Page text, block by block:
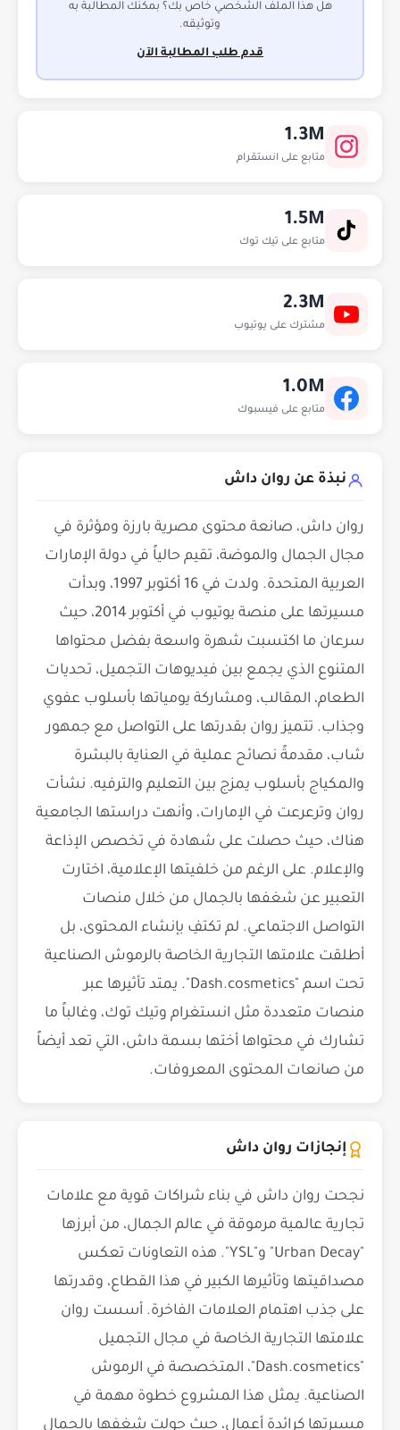
هل هذا الملف الشخصي خاص بك؟ بمكنك المطالبة به
وتوثيقه.
قدم طلب المطالبة الآن
1.3M
متابع على انستقرام
1.5M
متابع على تيك توك
2.3M
مشترك على يوتيوب
1.0M
متابع على فيسبوك
نبذة عن روان داش
روان داش، صانعة محتوى مصرية بارزة ومؤثرة في
مجال الجمال والموضة، تقيم حالياً في دولة الإمارات
العربية المتحدة. ولدت في 16 أكتوبر 1997، وبدأت
مسيرتها على منصة يوتيوب في أكتوبر 2014، حيث
سرعان ما اكتسبت شهرة واسعة بفضل محتواها
المتنوع الذي يجمع بين فيديوهات التجميل، تحديات
الطعام، المقالب، ومشاركة يومياتها بأسلوب عفوي
وجذاب. تتميز روان بقدرتها على التواصل مع جمهور
شاب، مقدمةً نصائح عملية في العناية بالبشرة
والمكياج بأسلوب يمزج بين التعليم والترفيه. نشأت
روان وترعرعت في الإمارات، وأنهت دراستها الجامعية
هناك، حيث حصلت على شهادة في تخصص الإذاعة
والإعلام. على الرغم من خلفيتها الإعلامية، اختارت
التعبير عن شغفها بالجمال من خلال منصات
التواصل الاجتماعي. لم تكتفِ بإنشاء المحتوى، بل
أطلقت علامتها التجارية الخاصة بالرموش الصناعية
تحت اسم "Dash.cosmetics". يمتد تأثيرها عبر
منصات متعددة مثل انستغرام وتيك توك، وغالباً ما
تشارك في محتواها أختها بسمة داش، التي تعد أيضاً
من صانعات المحتوى المعروفات.
إنجازات روان داش
نجحت روان داش في بناء شراكات قوية مع علامات
تجارية عالمية مرموقة في عالم الجمال، من أبرزها
"Urban Decay" و"YSL". هذه التعاونات تعكس
مصداقيتها وتأثيرها الكبير في هذا القطاع، وقدرتها
على جذب اهتمام العلامات الفاخرة. أسست روان
علامتها التجارية الخاصة في مجال التجميل
"Dash.cosmetics"، المتخصصة في الرموش
الصناعية. يمثل هذا المشروع خطوة مهمة في
مسيرتها كرائدة أعمال، حيث حولت شغفها بالجمال